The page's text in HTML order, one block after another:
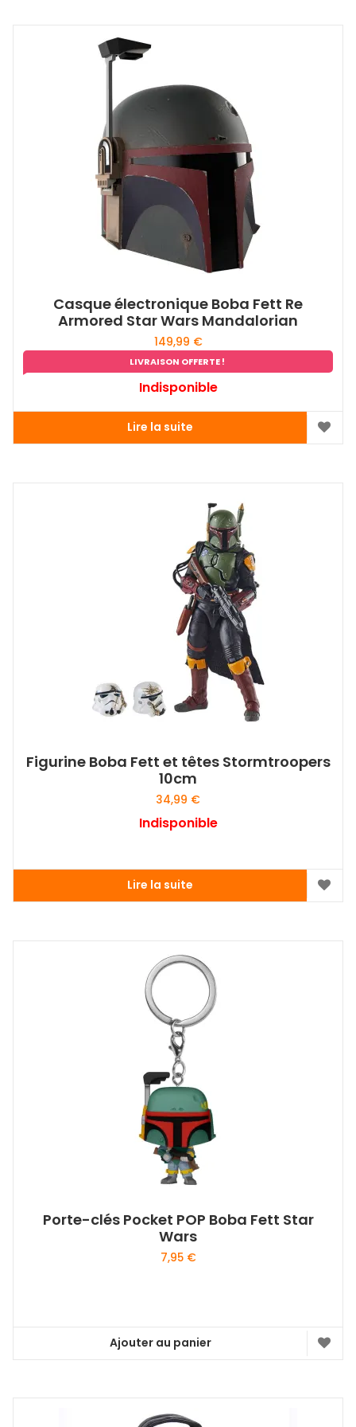
Casque électronique Boba Fett Re
Armored Star Wars Mandalorian
149,99 €
LIVRAISON OFFERTE !
Indisponible
Lire la suite
Figurine Boba Fett et têtes Stormtroopers
10cm
34,99 €
Indisponible
Lire la suite
Porte-clés Pocket POP Boba Fett Star
Wars
7,95 €
Ajouter au panier